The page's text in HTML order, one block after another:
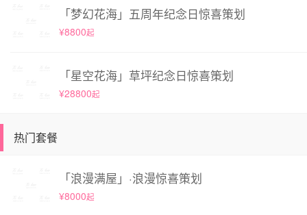
「梦幻花海」五周年纪念日惊喜策划
¥8800起
「星空花海」草坪纪念日惊喜策划
¥28800起
热门套餐
「浪漫满屋」·浪漫惊喜策划
¥8000起